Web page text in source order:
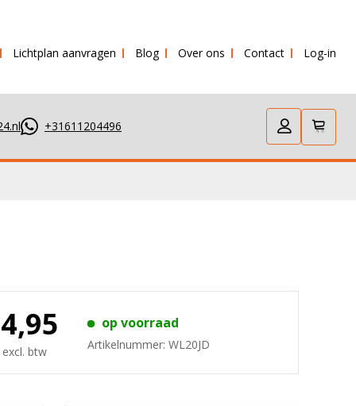
Lichtplan aanvragen Blog Over ons Contact Log-in
+31611204496
btw
op voorraad
Artikelnummer: WL20JD